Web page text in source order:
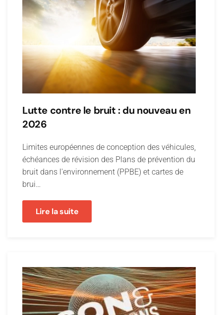
Lutte contre le bruit : du nouveau en
2026
Limites européennes de conception des véhicules,
échéances de révision des Plans de prévention du
bruit dans l'environnement (PPBE) et cartes de
brui…
Lire la suite